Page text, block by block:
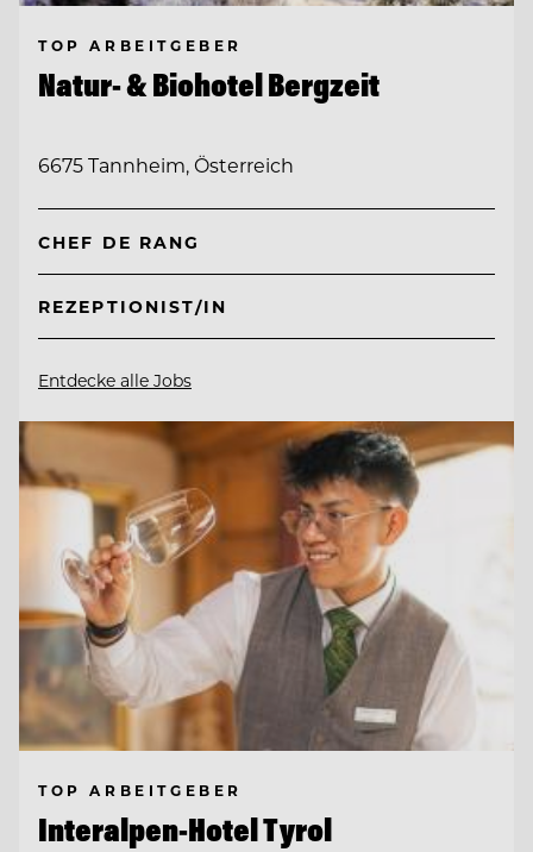
TOP ARBEITGEBER
Natur- & Biohotel Bergzeit
6675 Tannheim, Österreich
CHEF DE RANG
REZEPTIONIST/IN
Entdecke alle Jobs
TOP ARBEITGEBER
Interalpen-Hotel Tyrol